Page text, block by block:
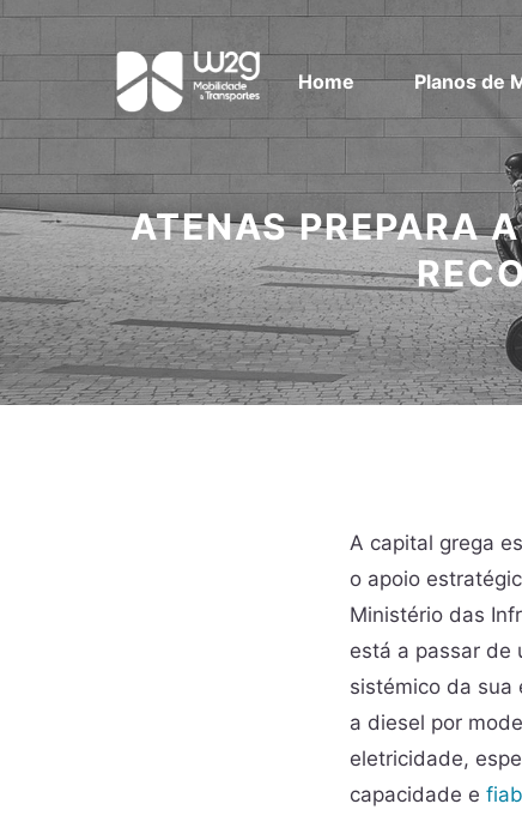
Home Planos de
ATENAS PREPARA
A capital grega
o apoio
Ministério das
está a passar de
sistémico da sua
a diesel por
eletricidade,
capacidade e